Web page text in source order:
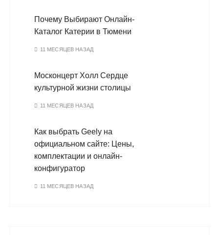
Почему Выбирают Онлайн-
Каталог Катерии в Тюмени
11 МЕСЯЦЕВ НАЗАД
Москонцерт Холл Сердце
культурной жизни столицы
11 МЕСЯЦЕВ НАЗАД
Как выбрать Geely на
официальном сайте: Цены,
комплектации и онлайн-
конфигуратор
11 МЕСЯЦЕВ НАЗАД